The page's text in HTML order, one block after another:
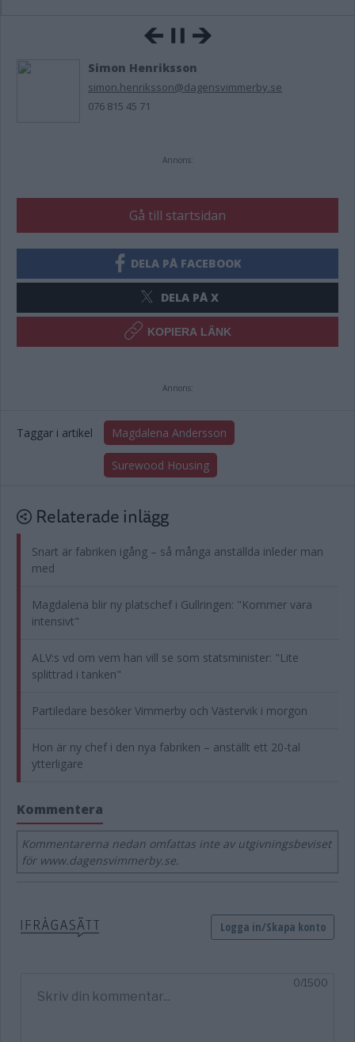
Simon Henriksson
simon.henriksson@dagensvimmerby.se
076 815 45 71
Annons:
Gå till startsidan
DELA PÅ FACEBOOK
DELA PÅ X
KOPIERA LÄNK
Annons:
Taggar i artikel Magdalena Andersson
Surewood Housing
Relaterade inlägg
Snart är fabriken igång – så många anställda inleder man
med
Magdalena blir ny platschef i Gullringen: "Kommer vara
intensivt"
ALV:s vd om vem han vill se som statsminister: "Lite
splittrad i tanken"
Partiledare besöker Vimmerby och Västervik i morgon
Hon är ny chef i den nya fabriken – anställt ett 20-tal
ytterligare
Kommentera
Kommentarerna nedan omfattas inte av utgivningsbeviset
för www.dagensvimmerby.se.